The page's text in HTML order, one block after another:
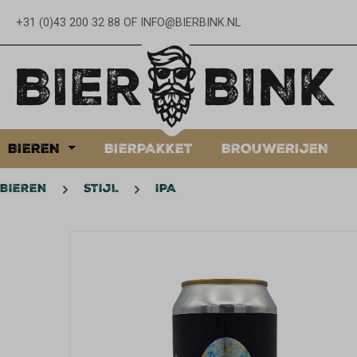
Ga naar de hoofdnavigatie
+31 (0)43 200 32 88 OF INFO@BIERBINK.NL
BIEREN BIERPAKKET BROUWERIJEN
BIEREN STIJL IPA